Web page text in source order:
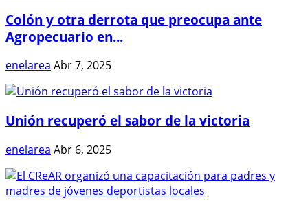
Colón y otra derrota que preocupa ante
Agropecuario en...
enelarea Abr 7, 2025
Unión recuperó el sabor de la victoria
enelarea Abr 6, 2025